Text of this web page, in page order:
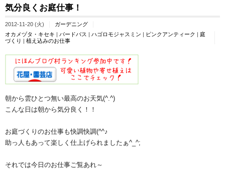
気分良くお庭仕事！
2012-11-20 (火)
ガーデニング
オカメヅタ・キセキ | バードバス | ハゴロモジャスミン | ピンクアンティーク | 庭
づくり | 植え込みのお仕事
朝から雲ひとつ無い最高のお天気(^.^)
こんな日は朝から気分良く！！
お庭づくりのお仕事も快調快調(^^♪
助っ人もあって楽しく仕上げられましたぁ^_^;
それでは今日のお仕事ご覧あれ～